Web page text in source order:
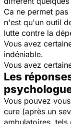
Ca ne permet
n'est qu'un outil
lutte contre la
Vous avez
indéniable.
Vous avez
Les
Vous pouvez
cure (après un
ambulatoires, tels